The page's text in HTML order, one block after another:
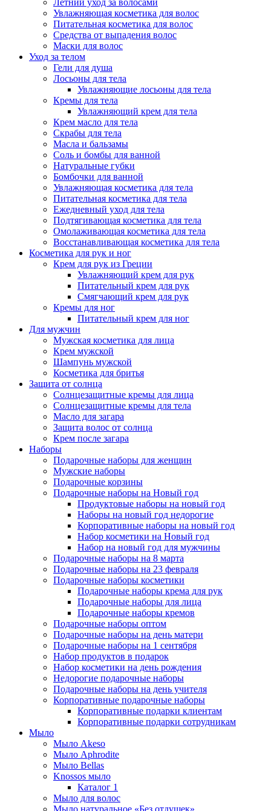
Увлажняющая косметика для волос
Питательная косметика для волос
Средства от выпадения волос
Маски для волос
Уход за телом
Гели для душа
Лосьоны для тела
Увлажняющие лосьоны для тела
Кремы для тела
Увлажняющий крем для тела
Крем масло для тела
Скрабы для тела
Масла и бальзамы
Соль и бомбы для ванной
Натуральные губки
Бомбочки для ванной
Увлажняющая косметика для тела
Питательная косметика для тела
Ежедневный уход для тела
Подтягивающая косметика для тела
Омолаживающая косметика для тела
Восстанавливающая косметика для тела
Косметика для рук и ног
Крем для рук из Греции
Увлажняющий крем для рук
Питательный крем для рук
Смягчающий крем для рук
Кремы для ног
Питательный крем для ног
Для мужчин
Мужская косметика для лица
Крем мужской
Шампунь мужской
Косметика для бритья
Защита от солнца
Солнцезащитные кремы для лица
Солнцезащитные кремы для тела
Масло для загара
Защита волос от солнца
Крем после загара
Наборы
Подарочные наборы для женщин
Мужские наборы
Подарочные корзины
Подарочные наборы на Новый год
Продуктовые наборы на новый год
Наборы на новый год недорогие
Корпоративные наборы на новый год
Набор косметики на Новый год
Набор на новый год для мужчины
Подарочные наборы на 8 марта
Подарочные наборы на 23 февраля
Подарочные наборы косметики
Подарочные наборы крема для рук
Подарочные наборы для лица
Подарочные наборы кремов
Подарочные наборы оптом
Подарочные наборы на день матери
Подарочные наборы на 1 сентября
Набор продуктов в подарок
Набор косметики на день рождения
Недорогие подарочные наборы
Подарочные наборы на день учителя
Корпоративные подарочные наборы
Корпоративные подарки клиентам
Корпоративные подарки сотрудникам
Мыло
Мыло Akeso
Мыло Aphrodite
Мыло Bellas
Knossos мыло
Каталог 1
Мыло для волос
Мыло натуральное «Без отдушек»